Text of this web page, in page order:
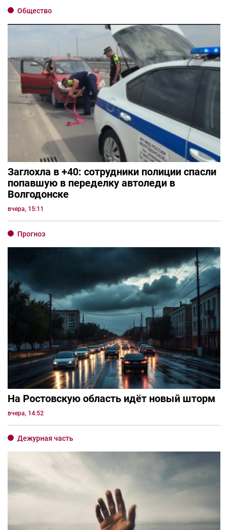
Общество
Заглохла в +40: сотрудники полиции спасли
попавшую в переделку автоледи в
Волгодонске
вчера, 15:11
Прогноз
На Ростовскую область идёт новый шторм
вчера, 14:52
Дежурная часть